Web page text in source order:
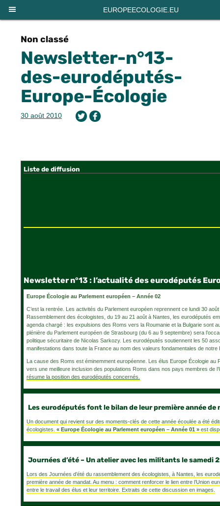
EUROPEECOLOGIE.EU
Non classé
Newsletter-n°13-
des-eurodéputés-
Europe-Écologie
30 août 2010
Liste de diffusion
Newsletter n°13 : l’actualité des eurodéputés
Europe Écologie au Parlement européen – Année 02
C’est la rentrée. Les activités du Parlement européen reprennent ce lundi 30
Rassemblement des écologistes, du 19 au 21 août à Nantes, les eurodéputés
agenda chargé : les expulsions des Roms vers la Roumanie et la Bulgarie sont
plénière du Parlement européen de Strasbourg (du 6 au 9 septembre) sera
politique sécuritaire de Nicolas Sarkozy. Les eurodéputés soutiennent les 50
manifestations dans toute la France au nom des valeurs fondamentales de notre
La cause des Roms est éminemment européenne. Les élus Europe Écologie au
vers une meilleure inclusion des populations Roms dans nos pays membres de
résume la position des eurodéputés concernés.
Les eurodéputés font le bilan de leur première année de
Un document qui revient sur des moments-clés de cette année écoulée a été
écologistes. « Europe Écologie au Parlement européen – Année 01 » est
Journées d’été – Un atelier avec les militants le samedi
Lors des Journées d’été du rassemblement des écologistes, à Nantes, les
première année de mandat. Au menu : comment renforcer le lien entre l’Union
entre le travail des élus et leur territoire. Extraits de cette discussion en images.